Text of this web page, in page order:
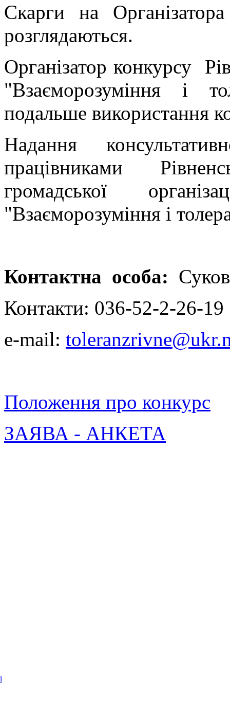
Скарги на
розглядаються.
Організатор конкурсу
"Взаєморозуміння і
подальше використання
Надання
працівниками
громадської
"Взаєморозуміння і
Контактна особа:
Контакти: 036-52-2-26-19
e-mail:
Положення про конкурс
ЗАЯВА - АНКЕТА